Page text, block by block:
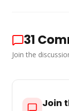
31
Join the
Join